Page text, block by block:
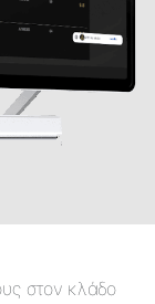
στον κλάδο